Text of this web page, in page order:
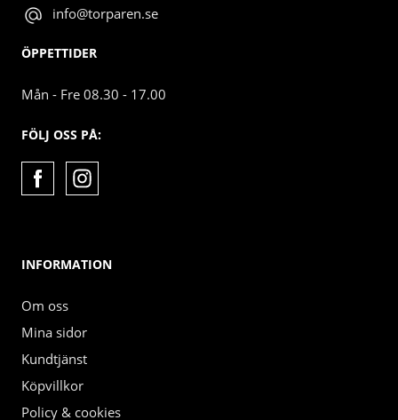
info@torparen.se
ÖPPETTIDER
Mån - Fre 08.30 - 17.00
FÖLJ OSS PÅ:
INFORMATION
Om oss
Mina sidor
Kundtjänst
Köpvillkor
Policy & cookies